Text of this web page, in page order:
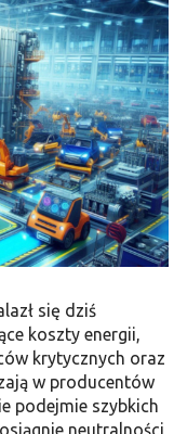
się dziś
koszty energii,
krytycznych oraz
w producentów
podejmie szybkich
neutralności